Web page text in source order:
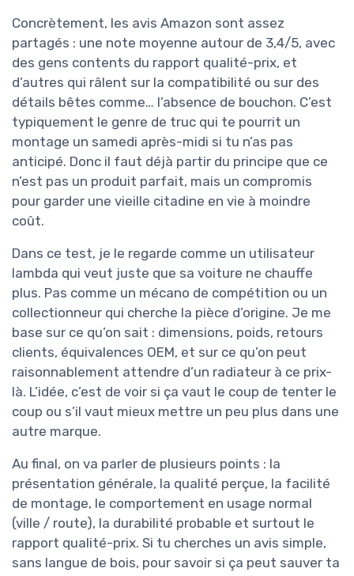
Concrètement, les avis Amazon sont assez
partagés : une note moyenne autour de 3,4/5, avec
des gens contents du rapport qualité-prix, et
d’autres qui râlent sur la compatibilité ou sur des
détails bêtes comme… l’absence de bouchon. C’est
typiquement le genre de truc qui te pourrit un
montage un samedi après-midi si tu n’as pas
anticipé. Donc il faut déjà partir du principe que ce
n’est pas un produit parfait, mais un compromis
pour garder une vieille citadine en vie à moindre
coût.
Dans ce test, je le regarde comme un utilisateur
lambda qui veut juste que sa voiture ne chauffe
plus. Pas comme un mécano de compétition ou un
collectionneur qui cherche la pièce d’origine. Je me
base sur ce qu’on sait : dimensions, poids, retours
clients, équivalences OEM, et sur ce qu’on peut
raisonnablement attendre d’un radiateur à ce prix-
là. L’idée, c’est de voir si ça vaut le coup de tenter le
coup ou s’il vaut mieux mettre un peu plus dans une
autre marque.
Au final, on va parler de plusieurs points : la
présentation générale, la qualité perçue, la facilité
de montage, le comportement en usage normal
(ville / route), la durabilité probable et surtout le
rapport qualité-prix. Si tu cherches un avis simple,
sans langue de bois, pour savoir si ça peut sauver ta